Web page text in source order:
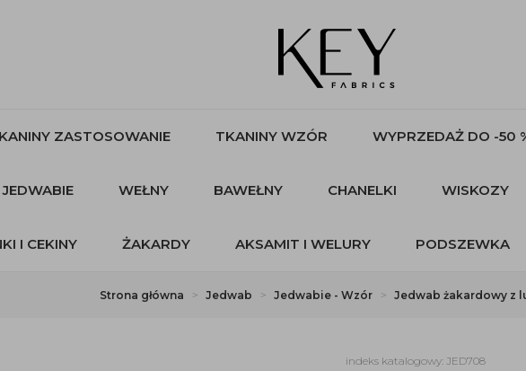
ZASTOSOWANIE TKANINY WZÓR WYPRZEDAŻ DO -50
JEDWABIE WEŁNY BAWEŁNY CHANELKI WISKOZY
I CEKINY ŻAKARDY AKSAMIT I WELURY PODSZEWKA
Strona główna Jedwab Jedwabie - Wzór Jedwab żakardowy z
indeks katalogowy: JED708